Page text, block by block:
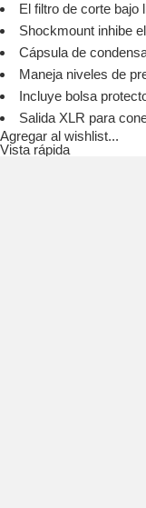
El filtro de corte bajo
Shockmount inhibe
Cápsula de
Maneja niveles de
Incluye bolsa
Salida XLR para
Agregar al wishlist...
Vista rápida